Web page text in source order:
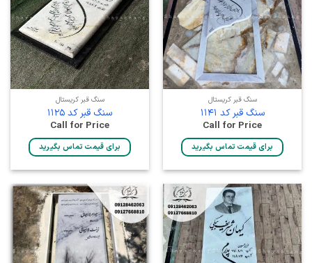
سنگ قبر کریستال
سنگ قبر کد 1141
Call for Price
برای قیمت تماس بگیرید
سنگ قبر کریستال
سنگ قبر کد 1125
Call for Price
برای قیمت تماس بگیرید